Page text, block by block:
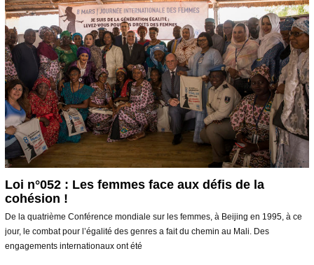
Loi n°052 : Les femmes face aux défis de la
cohésion !
De la quatrième Conférence mondiale sur les femmes, à Beijing en 1995, à ce
jour, le combat pour l’égalité des genres a fait du chemin au Mali. Des
engagements internationaux ont été